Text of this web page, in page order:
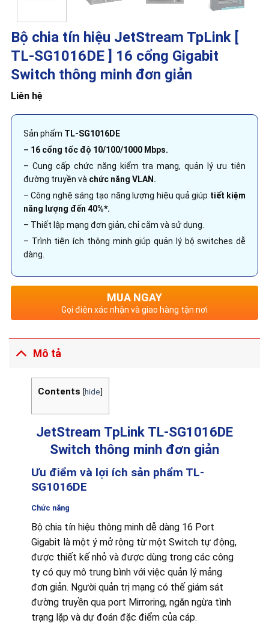
Bộ chia tín hiệu JetStream TpLink [
TL-SG1016DE ] 16 cổng Gigabit
Switch thông minh đơn giản
Liên hệ
Sản phẩm TL-SG1016DE
– 16 cổng tốc độ 10/100/1000 Mbps.
– Cung cấp chức năng kiểm tra mạng, quản lý ưu tiên
đường truyền và chức năng VLAN.
– Công nghệ sáng tạo năng lượng hiệu quả giúp tiết kiệm
năng lượng đến 40%*.
– Thiết lập mạng đơn giản, chỉ cắm và sử dụng.
– Trình tiện ích thông minh giúp quản lý bộ switches dễ
dàng.
MUA NGAY
Gọi điện xác nhận và giao hàng tận nơi
Mô tả
Contents [hide]
JetStream TpLink TL-SG1016DE
Switch thông minh đơn giản
Ưu điểm và lợi ích sản phẩm TL-
SG1016DE
Chức năng
Bộ chia tín hiệu thông minh dễ dàng 16 Port
Gigabit là một ý mở rộng từ một Switch tự động,
được thiết kế nhỏ và được dùng trong các công
ty có quy mô trung bình với việc quản lý mảng
đơn giản. Người quản trị mạng có thế giám sát
đường truyền qua port Mirroring, ngăn ngừa tình
trạng lặp và dự đoán đặc điểm của cáp.